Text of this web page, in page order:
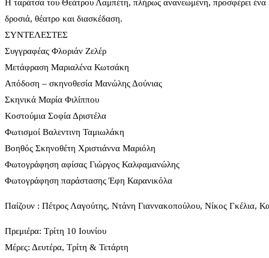
Η ταράτσα του Θεάτρου Λαμπέτη, πλήρως ανανεωμένη, προσφέρει ένα
δροσιά, θέατρο και διασκέδαση.
ΣΥΝΤΕΛΕΣΤΕΣ
Συγγραφέας Φλοριάν Ζελέρ
Μετάφραση Μαριαλένα Κωτσάκη
Απόδοση – σκηνοθεσία Μανώλης Δούνιας
Σκηνικά Μαρία Φιλίππου
Κοστούμια Σοφία Δριστέλα
Φωτισμοί Βαλεντινη Ταμιωλάκη
Βοηθός Σκηνοθέτη Χριστιάννα Μαριόλη
Φωτογράφηση αφίσας Γιώργος Καλφαμανώλης
Φωτογράφηση παράστασης Έφη Καρανικόλα
Παίζουν : Πέτρος Λαγούτης, Ντάνη Γιαννακοπούλου, Νίκος Γκέλια,
Πρεμιέρα: Τρίτη 10 Ιουνίου
Μέρες: Δευτέρα, Τρίτη & Τετάρτη